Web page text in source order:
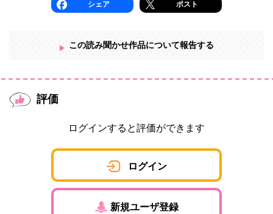
シェア ポスト
この読み聞かせ作品について報告する
評価
ログインすると評価ができます
ログイン
新規ユーザ登録